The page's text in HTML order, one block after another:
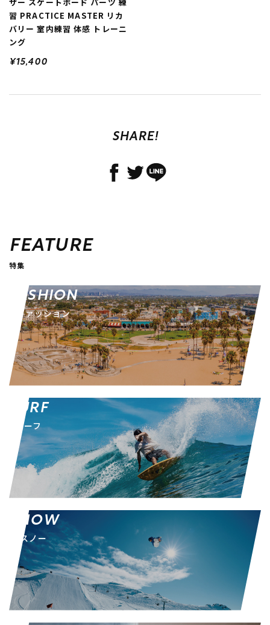
習 PRACTICE MASTER リカ
バリー 室内練習 体感 トレーニ
ング
¥15,400
SHARE!
FEATURE
特集
FASHION
ファッション
SURF
サーフ
SNOW
スノー